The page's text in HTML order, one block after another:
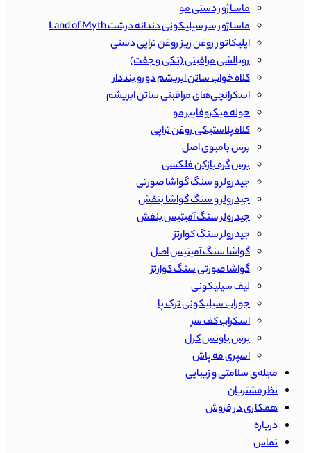
ماساژور دستی مو
ماساژور سر سیلیکونی دندانه درشت Land of Myth
اپلیکاتور روغن ریز روغن تراپی دستی
روبالشی مراقبتی (تکی و جفت)
کلاه خواب ساتن ابریشم دورو بنددار
اسکرانچی‌های مراقبتی ساتن ابریشم
حوله میکروفایبر مو
کلاه پلاستیکی روغن تراپی
برس بامبوی اصل
برس گره بازکن فلکسی
جیدرولر و سنگ گواشا صورتی
جیدرولر و سنگ گواشا بنفش
جیدرولر سنگ آمیتیس بنفش
جیدرولر سنگ کوارتز
گواشا سنگ آمیتیس اصل
گواشا صورتی سنگ کوارتز
لیف سیلیکونی
جوراب سیلیکونی ترک پا
اسکراب کف سر
برس باونس کرل
اسپری مه پاش
مجله‌ی سلامتی و زیبایی
نظر مشتریان
همکاری در فروش
درباره
تماس